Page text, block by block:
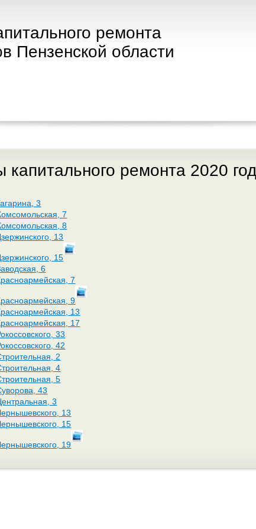
ремонта
Пензенской области
капитального ремонта 2020
3
7
8
13
15
6
7
9
13
17
33
42
2
4
5
43
3
13
15
19